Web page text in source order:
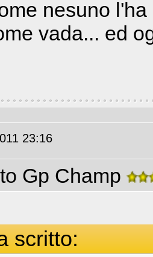
nesuno
vada... ed
23:16
Gp Champ
scritto: